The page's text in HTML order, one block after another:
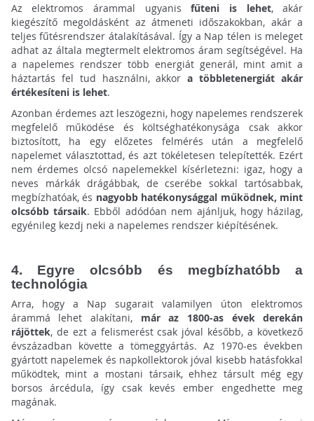
Az elektromos árammal ugyanisfűteni is lehet, akár
kiegészítő megoldásként az átmeneti időszakokban, akár a
teljes fűtésrendszer átalakításával. Így a Nap télen is meleget
adhat az általa megtermelt elektromos áram segítségével. Ha
a napelemes rendszer több energiát generál, mint amit a
háztartás fel tud használni, akkora többletenergiát akár
értékesíteni is lehet.
Azonban érdemes azt leszögezni, hogy napelemes rendszerek
megfelelő működése és költséghatékonysága csak akkor
biztosított, ha egy előzetes felmérés után a megfelelő
napelemet választottad, és azt tökéletesen telepítették. Ezért
nem érdemes olcsó napelemekkel kísérletezni: igaz, hogy a
neves márkák drágábbak, de cserébe sokkal tartósabbak,
megbízhatóak, és nagyobb hatékonysággal működnek, mint
olcsóbb társaik. Ebből adódóan nem ajánljuk, hogy házilag,
egyénileg kezdj neki a napelemes rendszer kiépítésének.
4. Egyre olcsóbb és megbízhatóbb a
technológia
Arra, hogy a Nap sugarait valamilyen úton elektromos
árammá lehet alakítani, már az 1800-as évek derekán
rájöttek, de ezt a felismerést csak jóval később, a következő
évszázadban követte a tömeggyártás. Az 1970-es években
gyártott napelemek és napkollektorok jóval kisebb hatásfokkal
működtek, mint a mostani társaik, ehhez társult még egy
borsos árcédula, így csak kevés ember engedhette meg
magának.